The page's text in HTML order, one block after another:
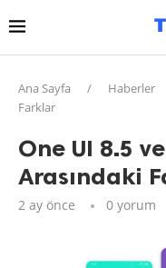
Ana Sayfa / Haberler
Farklar
One UI 8.5
Arasındaki
2 ay önce 0 yorum